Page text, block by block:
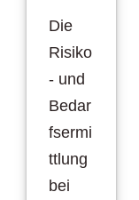
Die
Risiko
- und
Bedar
fsermi
ttlung
bei